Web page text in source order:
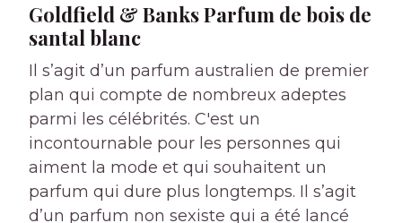
Goldfield & Banks Parfum de bois de
santal blanc
Il s’agit d’un parfum australien de premier
plan qui compte de nombreux adeptes
parmi les célébrités. C'est un
incontournable pour les personnes qui
aiment la mode et qui souhaitent un
parfum qui dure plus longtemps. Il s’agit
d’un parfum non sexiste qui a été lancé